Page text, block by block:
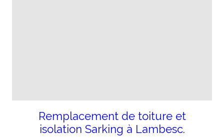
Remplacement de toiture et
isolation Sarking à Lambesc.